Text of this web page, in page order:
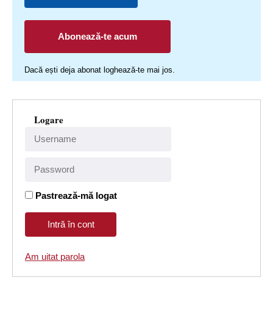
Abonează-te acum
Dacă ești deja abonat loghează-te mai jos.
Logare
Pastrează-mă logat
Am uitat parola